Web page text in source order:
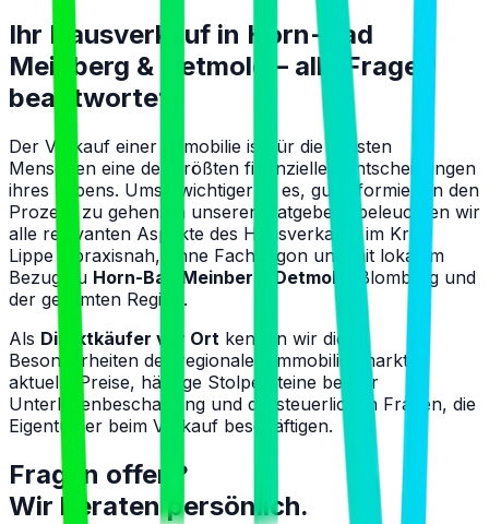
Ihr Hausverkauf in Horn-Bad
Meinberg & Detmold – alle Fragen
beantwortet
Der Verkauf einer Immobilie ist für die meisten
Menschen eine der größten finanziellen Entscheidungen
ihres Lebens. Umso wichtiger ist es, gut informiert in den
Prozess zu gehen. In unseren Ratgebern beleuchten wir
alle relevanten Aspekte des Hausverkaufs im Kreis
Lippe – praxisnah, ohne Fachjargon und mit lokalem
Bezug zu Horn-Bad Meinberg, Detmold
, Blomberg und
der gesamten Region.
Als Direktkäufer vor Ort kennen wir die
Besonderheiten des regionalen Immobilienmarkts:
aktuelle Preise, häufige Stolpersteine bei der
Unterlagenbeschaffung und die steuerlichen Fragen, die
Eigentümer beim Verkauf beschäftigen.
Fragen offen?
Wir beraten persönlich.